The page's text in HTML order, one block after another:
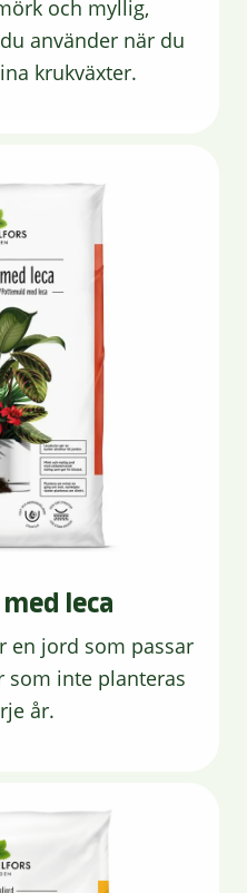
och myllig,
använder när du
krukväxter.
leca
en jord som passar
som inte planteras
år.